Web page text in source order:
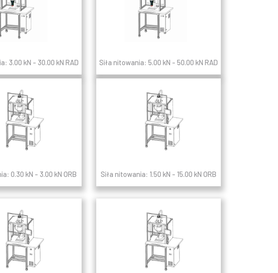
3.00 kN - 30.00 kN RAD Siła nitowania: 5.00 kN - 50.00 kN RAD
0.30 kN - 3.00 kN ORB Siła nitowania: 1.50 kN - 15.00 kN ORB